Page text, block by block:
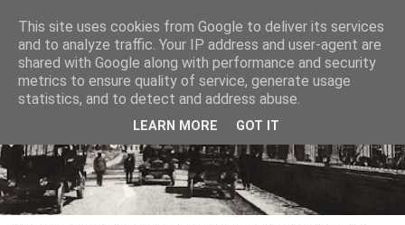
This site uses cookies from Google to deliver its services
and to analyze traffic. Your IP address and user-agent are
shared with Google along with performance and security
metrics to ensure quality of service, generate usage
statistics, and to detect and address abuse.
LEARN MORE GOT IT